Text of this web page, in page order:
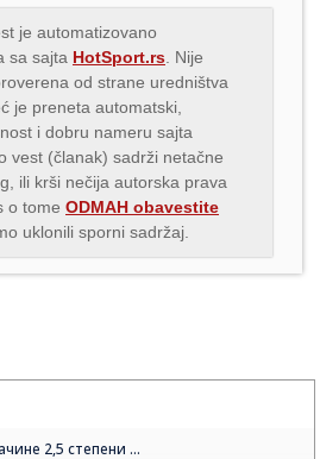
je automatizovano
sa sajta HotSport.rs . Nije
od strane uredništva
je preneta automatski,
i dobru nameru sajta
vest (članak) sadrži netačne
ili krši nečija autorska prava
o tome ODMAH obavestite
uklonili sporni sadržaj.
2,5 степени ...